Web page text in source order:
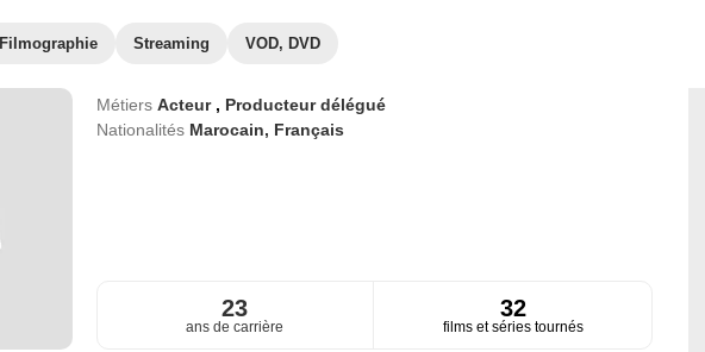
Filmographie Streaming VOD, DVD
Métiers Acteur , Producteur délégué
Nationalités Marocain, Français
23
ans de carrière
32
films et séries tournés